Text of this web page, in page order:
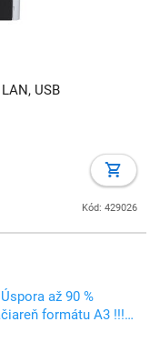
USB
Kód: 429026
až 90 %
formátu A3 !!!